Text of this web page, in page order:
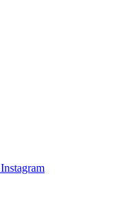
Instagram